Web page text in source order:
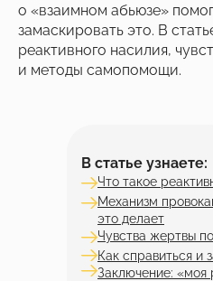
о «взаимном абьюзе»
замаскировать это. В
реактивного насилия,
и методы самопомощи.
В статье узнаете:
Что такое
Механизм
это делает
Чувства жертвы
Как справиться и
Заключение: